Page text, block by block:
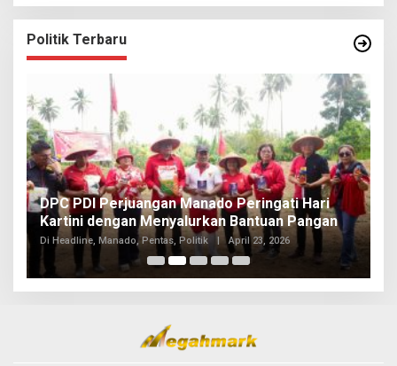
Politik Terbaru
DPC PDI Perjuangan Manado Peringati Hari
Kartini dengan Menyalurkan Bantuan Pangan
Di Headline, Manado, Pentas, Politik | April 23, 2026